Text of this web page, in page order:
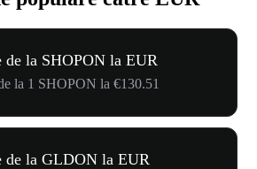
de la SHOPON la EUR
la 1 SHOPON la €130.51
de la GLDON la EUR